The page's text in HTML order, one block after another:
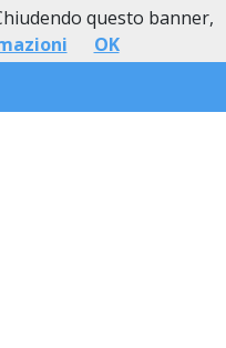
Contatti
questo banner,
OK